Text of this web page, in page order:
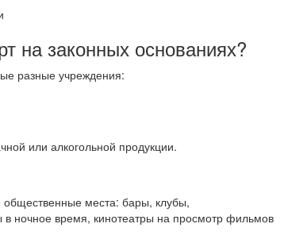
на законных основаниях?
разные учреждения:
или алкогольной продукции.
общественные места: бары, клубы,
ночное время, кинотеатры на просмотр фильмов